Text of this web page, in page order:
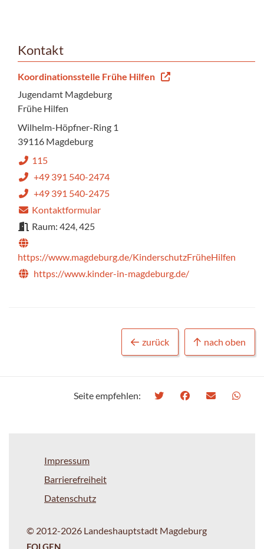
Kontakt
Koordinationsstelle Frühe Hilfen
Jugendamt Magdeburg
Frühe Hilfen
Wilhelm-Höpfner-Ring 1
39116 Magdeburg
115
+49 391 540-2474
+49 391 540-2475
Kontaktformular
Raum: 424, 425
https://www.magdeburg.de/KinderschutzFrüheHilfen
https://www.kinder-in-magdeburg.de/
zurück nach oben
Seite empfehlen:
Impressum
Barrierefreiheit
Datenschutz
© 2012-2026 Landeshauptstadt Magdeburg
FOLGEN